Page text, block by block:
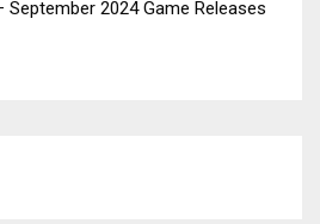
September 2024 Game Releases